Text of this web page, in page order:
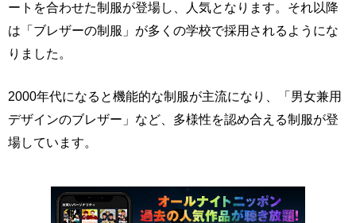
ートを合わせた制服が登場し、人気となります。それ以降
は「ブレザーの制服」が多くの学校で採用されるようにな
りました。
2000年代になると機能的な制服が主流になり、「男女兼用
デザインのブレザー」など、多様性を認め合える制服が登
場しています。